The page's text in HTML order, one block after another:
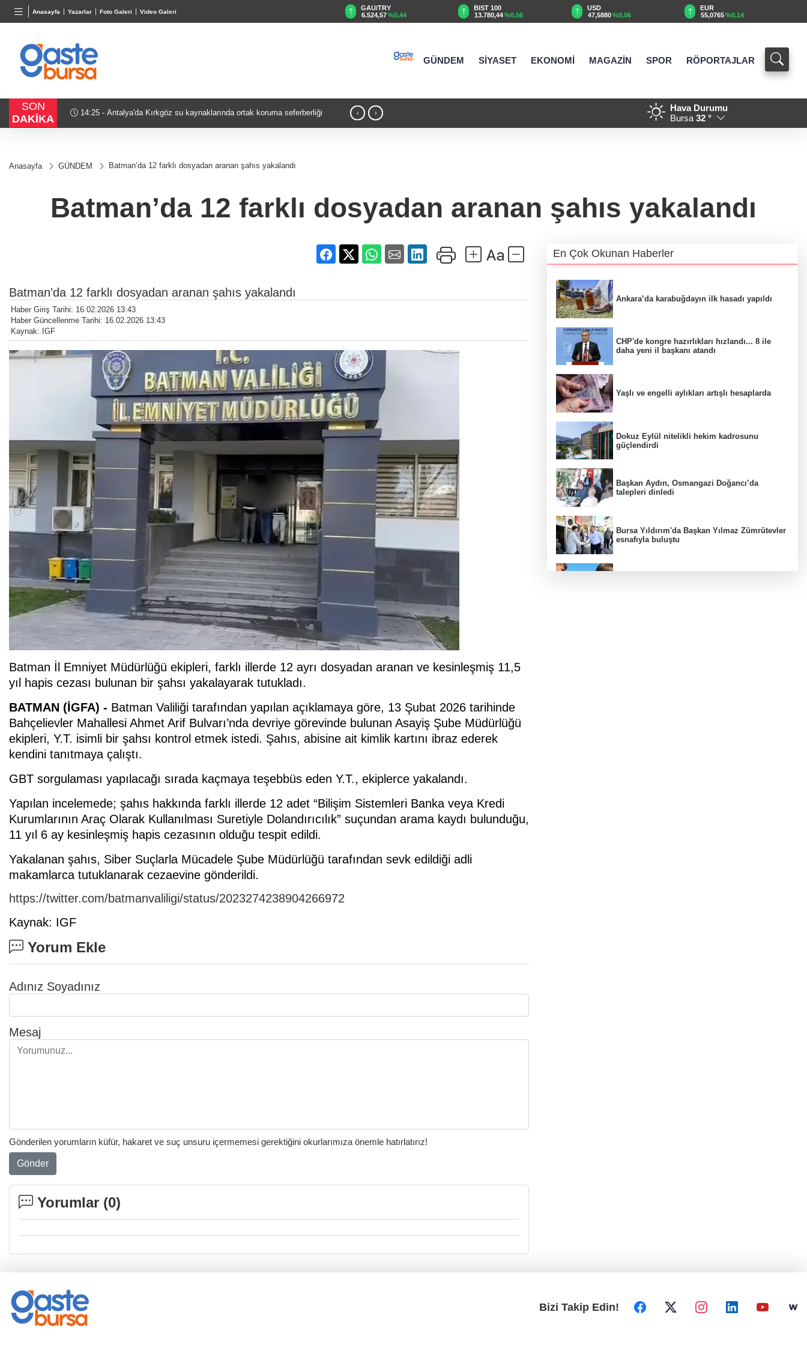
Anasayfa Yazarlar Foto Galeri Video Galeri
TND
16,2306%-0,56
BGN
28,0626%0,37
GAU/TRY
6.524,57%0,44
BIST 100
13.780,44 %0,56
USD
47,5880%0,06
EUR
55,0765 %0,14
GÜNDEM SİYASET EKONOMİ MAGAZİN SPOR RÖPORTAJLAR
SON
DAKİKA
14:25 - Antalya'da Kırkgöz su kaynaklarında ortak koruma seferberliği 14:25 - Ordu Gölköy’de 70
‹ ›
Hava Durumu
Bursa 32 °
Anasayfa GÜNDEM Batman’da 12 farklı dosyadan aranan şahıs yakalandı
Batman’da 12 farklı dosyadan aranan şahıs yakalandı
Batman’da 12 farklı dosyadan aranan şahıs yakalandı
Haber Giriş Tarihi: 16.02.2026 13:43
Haber Güncellenme Tarihi: 16.02.2026 13:43
Kaynak: IGF
Batman İl Emniyet Müdürlüğü ekipleri, farklı illerde 12 ayrı dosyadan aranan ve kesinleşmiş 11,5
yıl hapis cezası bulunan bir şahsı yakalayarak tutukladı.
BATMAN (İGFA) - Batman Valiliği tarafından yapılan açıklamaya göre, 13 Şubat 2026 tarihinde
Bahçelievler Mahallesi Ahmet Arif Bulvarı’nda devriye görevinde bulunan Asayiş Şube Müdürlüğü
ekipleri, Y.T. isimli bir şahsı kontrol etmek istedi. Şahıs, abisine ait kimlik kartını ibraz ederek
kendini tanıtmaya çalıştı.
GBT sorgulaması yapılacağı sırada kaçmaya teşebbüs eden Y.T., ekiplerce yakalandı.
Yapılan incelemede; şahıs hakkında farklı illerde 12 adet “Bilişim Sistemleri Banka veya Kredi
Kurumlarının Araç Olarak Kullanılması Suretiyle Dolandırıcılık” suçundan arama kaydı bulunduğu,
11 yıl 6 ay kesinleşmiş hapis cezasının olduğu tespit edildi.
Yakalanan şahıs, Siber Suçlarla Mücadele Şube Müdürlüğü tarafından sevk edildiği adli
makamlarca tutuklanarak cezaevine gönderildi.
https://twitter.com/batmanvaliligi/status/2023274238904266972
Kaynak: IGF
Yorum Ekle
Adınız Soyadınız
Mesaj
Gönderilen yorumların küfür, hakaret ve suç unsuru içermemesi gerektiğini okurlarımıza önemle hatırlatırız!
Gönder
Yorumlar (0)
En Çok Okunan Haberler
Ankara’da karabuğdayın ilk hasadı yapıldı
CHP'de kongre hazırlıkları hızlandı... 8 ile
daha yeni il başkanı atandı
Yaşlı ve engelli aylıkları artışlı hesaplarda
Dokuz Eylül nitelikli hekim kadrosunu
güçlendirdi
Başkan Aydın, Osmangazi Doğancı’da
talepleri dinledi
Bursa Yıldırım'da Başkan Yılmaz Zümrütevler
esnafıyla buluştu
Bizi Takip Edin!